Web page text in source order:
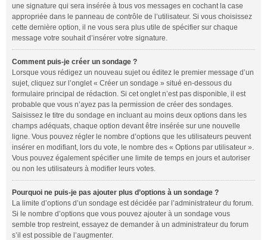
une signature qui sera insérée à tous vos messages en cochant la case
appropriée dans le panneau de contrôle de l’utilisateur. Si vous choisissez
cette dernière option, il ne vous sera plus utile de spécifier sur chaque
message votre souhait d’insérer votre signature.
Comment puis-je créer un sondage ?
Lorsque vous rédigez un nouveau sujet ou éditez le premier message d’un
sujet, cliquez sur l’onglet « Créer un sondage » situé en-dessous du
formulaire principal de rédaction. Si cet onglet n’est pas disponible, il est
probable que vous n’ayez pas la permission de créer des sondages.
Saisissez le titre du sondage en incluant au moins deux options dans les
champs adéquats, chaque option devant être insérée sur une nouvelle
ligne. Vous pouvez régler le nombre d’options que les utilisateurs peuvent
insérer en modifiant, lors du vote, le nombre des « Options par utilisateur ».
Vous pouvez également spécifier une limite de temps en jours et autoriser
ou non les utilisateurs à modifier leurs votes.
Pourquoi ne puis-je pas ajouter plus d’options à un sondage ?
La limite d’options d’un sondage est décidée par l’administrateur du forum.
Si le nombre d’options que vous pouvez ajouter à un sondage vous
semble trop restreint, essayez de demander à un administrateur du forum
s’il est possible de l’augmenter.